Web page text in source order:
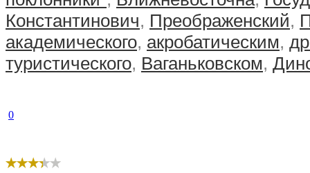
Константинович, Преображенский,
академического, акробатическим,
туристического, Ваганьковском,
0